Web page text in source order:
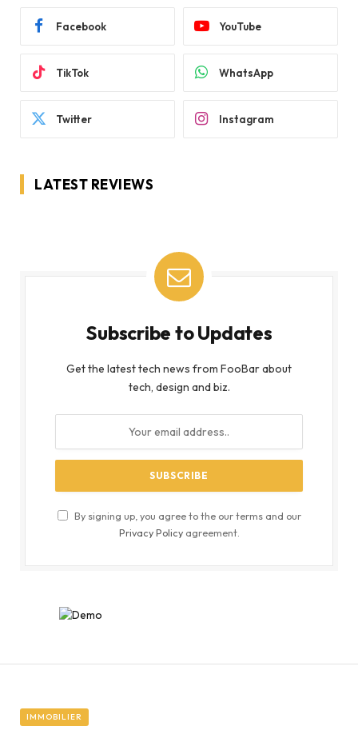
Facebook YouTube
TikTok WhatsApp
Twitter Instagram
LATEST REVIEWS
Subscribe to Updates
Get the latest tech news from FooBar about
tech, design and biz.
By signing up, you agree to the our terms and our
Privacy Policyagreement.
IMMOBILIER